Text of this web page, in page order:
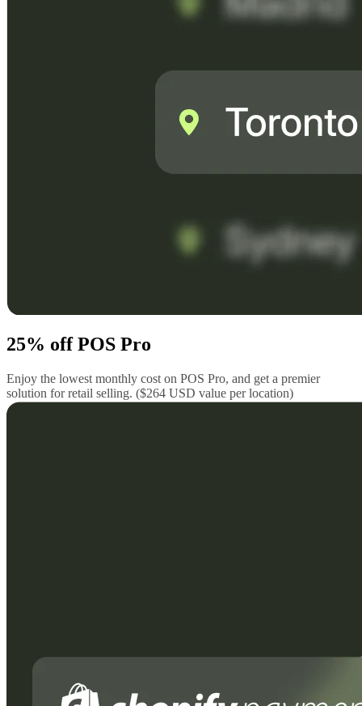
25% off POS Pro
Enjoy the lowest monthly cost on POS Pro, and get a premier
solution for retail selling. ($264 USD value per location)